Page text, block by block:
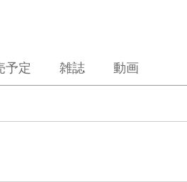
予定 雑誌 動画